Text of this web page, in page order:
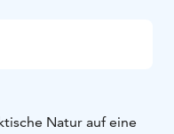
Natur auf eine